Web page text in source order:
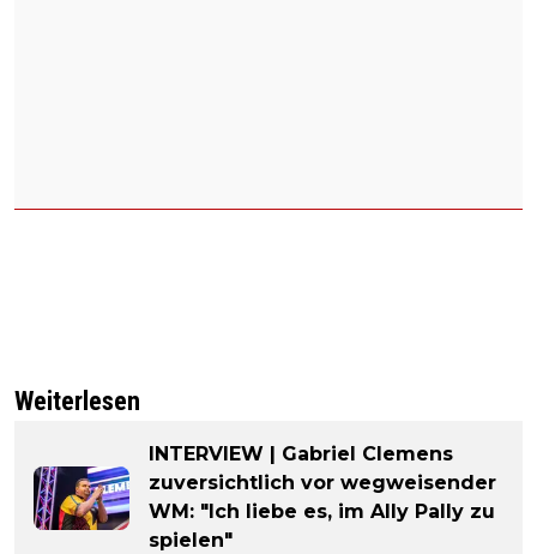
Weiterlesen
INTERVIEW | Gabriel Clemens
zuversichtlich vor wegweisender
WM: "Ich liebe es, im Ally Pally zu
spielen"